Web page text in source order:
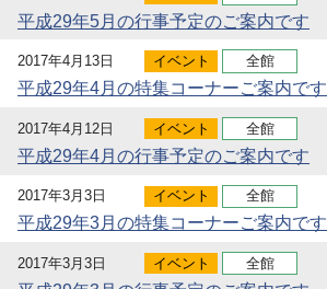
平成29年5月の行事予定のご案内です
2017年4月13日 イベント 全館
平成29年4月の特集コーナーご案内です
2017年4月12日 イベント 全館
平成29年4月の行事予定のご案内です
2017年3月3日 イベント 全館
平成29年3月の特集コーナーご案内です
2017年3月3日 イベント 全館